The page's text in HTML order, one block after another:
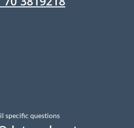
specific questions